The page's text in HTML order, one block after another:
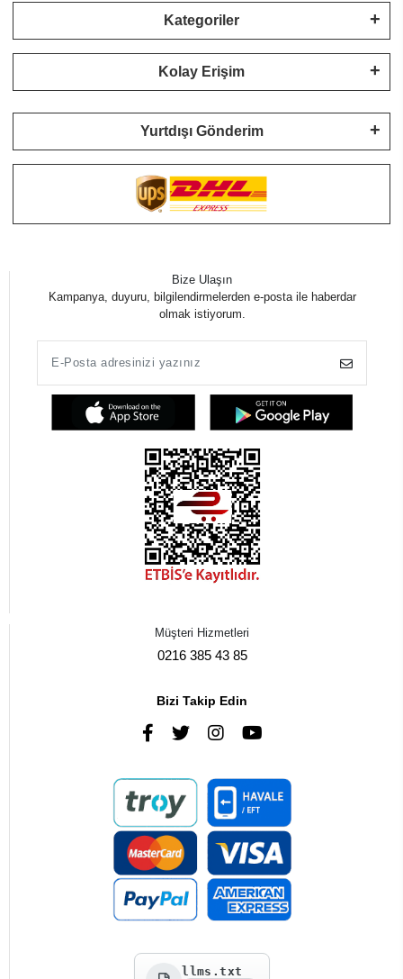
Kategoriler
Kolay Erişim
Yurtdışı Gönderim
Bize Ulaşın
Kampanya, duyuru, bilgilendirmelerden e-posta ile haberdar
olmak istiyorum.
Müşteri Hizmetleri
0216 385 43 85
Bizi Takip Edin
llms.txt